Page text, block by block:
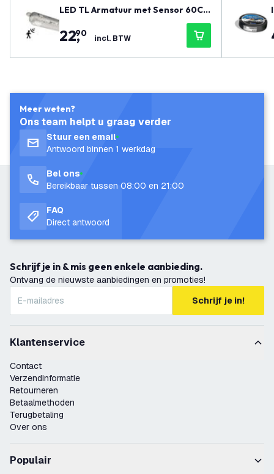
LED TL Armatuur met Sensor 60CM
- 7W - 4000K - IP65 - Incl. LumiLED
s LED TL
22,
90 incl. BTW
Meer weten?
Ons team helpt u graag verder
Stuur een email
Antwoord binnen 1 werkdag
Bel ons
Bereikbaar tussen 08:00 en 21:00
FAQ
Direct antwoord
Schrijf je in & mis geen enkele aanbieding.
Ontvang de nieuwste aanbiedingen en promoties!
Schrijf je in!
Klantenservice
Contact
Verzendinformatie
Retourneren
Betaalmethoden
Terugbetaling
Over ons
Populair